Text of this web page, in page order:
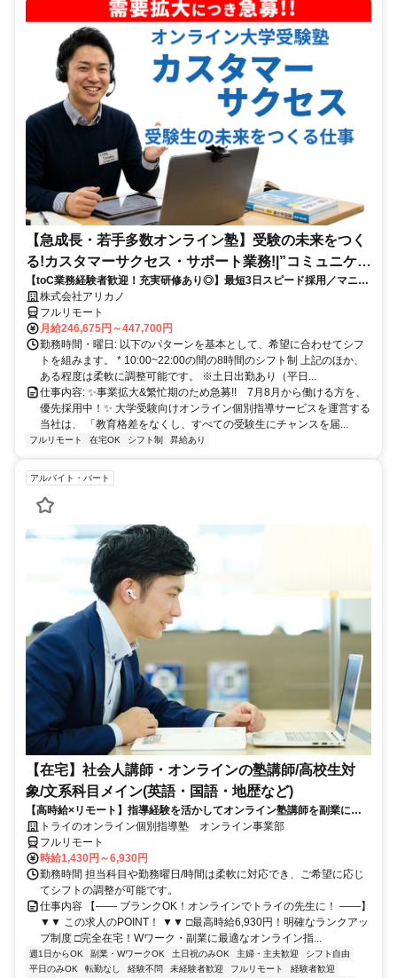
【急成長・若手多数オンライン塾】受験の未来をつく
る!カスタマーサクセス・サポート業務!|”コミュニケー
ション”が好きな方!|「フルリモート勤務」
【toC業務経験者歓迎！充実研修あり◎】最短3日スピード採用／マニュ
アル化が進んでいて、迷わず働ける環境です！
株式会社アリカノ
フルリモート
月給246,675円～447,700円
勤務時間・曜日: 以下のパターンを基本として、希望に合わせてシフ
トを組みます。 * 10:00~22:00の間の8時間のシフト制 上記のほか、
ある程度は柔軟に調整可能です。 ※土日出勤あり（平日...
仕事内容: ✨️事業拡大&繁忙期のため急募!! 7月8月から働ける方を、
優先採用中！✨️ 大学受験向けオンライン個別指導サービスを運営する
当社は、 「教育格差をなくし、すべての受験生にチャンスを届...
フルリモート 在宅OK シフト制 昇給あり
アルバイト・パート
【在宅】社会人講師・オンラインの塾講師/高校生対
象/文系科目メイン(英語・国語・地歴など)
【高時給×リモート】指導経験を活かしてオンライン塾講師を副業に！
週1～OK！
トライのオンライン個別指導塾 オンライン事業部
フルリモート
時給1,430円～6,930円
勤務時間 担当科目や勤務曜日/時間は柔軟に対応でき、ご希望に応じ
てシフトの調整が可能です。
仕事内容 【―― ブランクOK！オンラインでトライの先生に！ ――】
▼▼ この求人のPOINT！ ▼▼ □最高時給6,930円！明確なランクアッ
プ制度 □完全在宅！Wワーク・副業に最適なオンライン指...
週1日からOK 副業・WワークOK 土日祝のみOK 主婦・主夫歓迎
シフト自由
平日のみOK
転勤なし 経験不問 未経験者歓迎 フルリモート
経験者歓迎